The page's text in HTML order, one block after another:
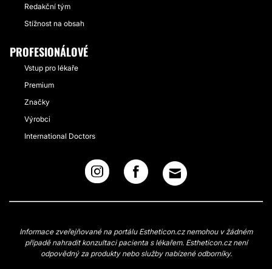
Redakční tým
Stížnost na obsah
PROFESIONÁLOVÉ
Vstup pro lékaře
Premium
Značky
Výrobci
International Doctors
Informace zveřejňované na portálu Estheticon.cz nemohou v žádném
případě nahradit konzultaci pacienta s lékařem. Estheticon.cz není
odpovědný za produkty nebo služby nabízené odborníky.